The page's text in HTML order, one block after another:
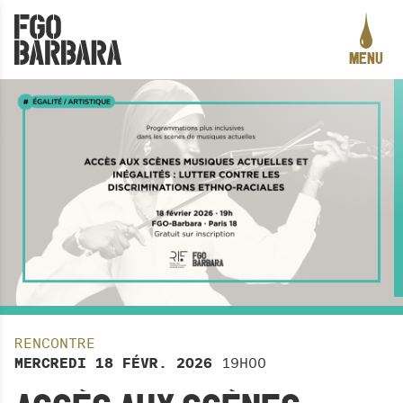
MENU
PROGRAMMATION
LE PROJET
ACTION CULTURELLE
CRÉATION ARTISTIQUE
PRATIQUES ASSOCIATIVES
STUDIOS
INFOS PRATIQUES
RENCONTRE
MERCREDI 18 FÉVR. 2026 19H00